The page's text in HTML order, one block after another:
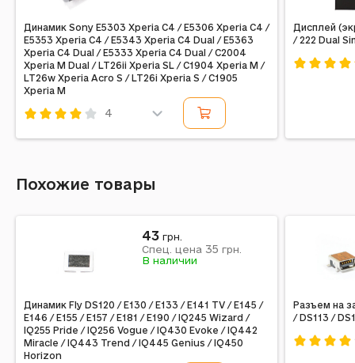
Динамик Sony E5303 Xperia C4 / E5306 Xperia C4 /
E5353 Xperia C4 / E5343 Xperia C4 Dual / E5363
Xperia C4 Dual / E5333 Xperia C4 Dual / C2004
Xperia M Dual / LT26ii Xperia SL / C1904 Xperia M /
LT26w Xperia Acro S / LT26i Xperia S / C1905
Xperia M
4
Дисплей
/ 222 Dual
Похожие товары
Динамик Fly DS120 / E130 / E133 / E141 TV / E145 /
E146 / E155 / E157 / E181 / E190 / IQ245 Wizard /
IQ255 Pride / IQ256 Vogue / IQ430 Evoke / IQ442
Miracle / IQ443 Trend / IQ445 Genius / IQ450
Horizon
43 грн.
Спец. цена 35 грн.
В наличии
Разъем на
/ DS113 /